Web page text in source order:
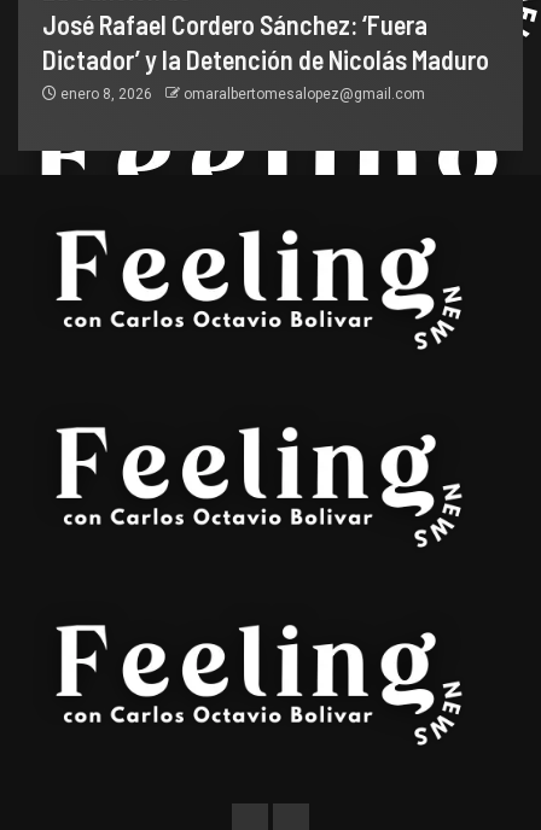
José Rafael Cordero Sánchez: ‘Fuera
Dictador’ y la Detención de Nicolás Maduro
enero 8, 2026 omaralbertomesalopez@gmail.com